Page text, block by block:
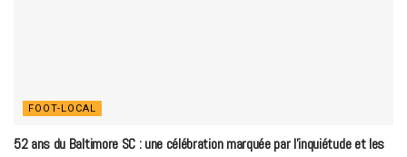
FOOT-LOCAL
52 ans du Baltimore SC : une célébration marquée par l’inquiétude et les